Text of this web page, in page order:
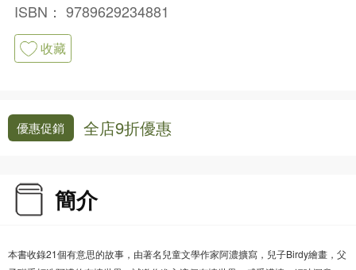
ISBN： 9789629234881
收藏
優惠促銷 全店9折優惠
簡介
本書收錄21個有意思的故事，由著名兒童文學作家阿濃擴寫，兒子Birdy繪畫，父